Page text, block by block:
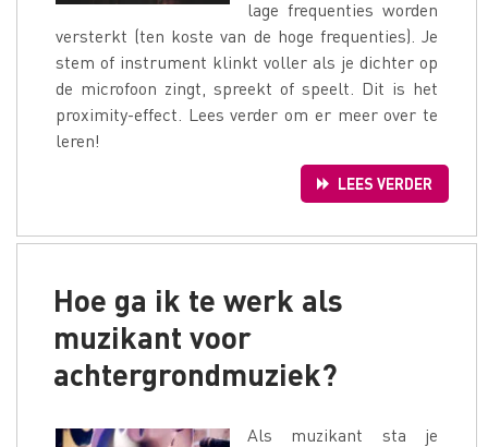
lage frequenties worden
versterkt (ten koste van de hoge frequenties). Je
stem of instrument klinkt voller als je dichter op
de microfoon zingt, spreekt of speelt. Dit is het
proximity-effect. Lees verder om er meer over te
leren!
LEES VERDER
Hoe ga ik te werk als
muzikant voor
achtergrondmuziek?
Als muzikant sta je